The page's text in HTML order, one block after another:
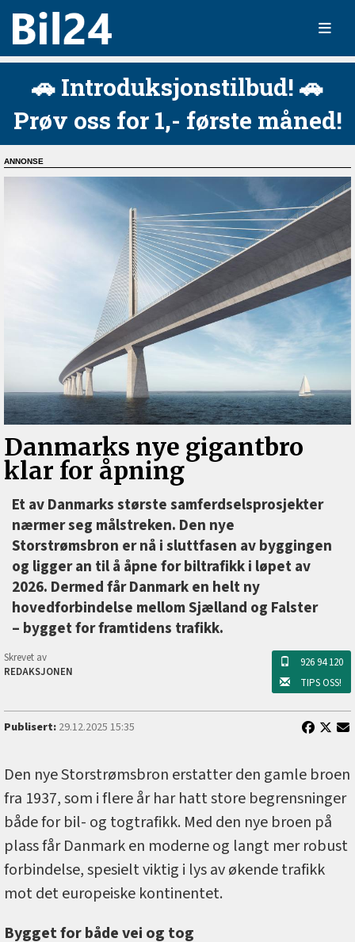
🚗 Introduksjonstilbud! 🚗
Prøv oss for 1,- første måned!
Danmarks nye gigantbro
klar for åpning
Et av Danmarks største samferdselsprosjekter
nærmer seg målstreken. Den nye
Storstrømsbron er nå i sluttfasen av byggingen
og ligger an til å åpne for biltrafikk i løpet av
2026. Dermed får Danmark en helt ny
hovedforbindelse mellom Sjælland og Falster
–⁠ bygget for framtidens trafikk.
Skrevet av
REDAKSJONEN
926 94 120
TIPS OSS!
Publisert:29.12.2025 15:35
Den nye Storstrømsbron erstatter den gamle broen
fra 1937, som i flere år har hatt store begrensninger
både for bil- og togtrafikk. Med den nye broen på
plass får Danmark en moderne og langt mer robust
forbindelse, spesielt viktig i lys av økende trafikk
mot det europeiske kontinentet.
Bygget for både vei og tog